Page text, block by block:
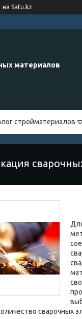
на Satu.kz
материалов
стройматериалов
сварочных